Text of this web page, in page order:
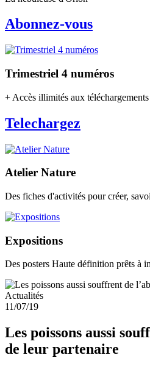
Abonnez-vous
Trimestriel 4 numéros
+ Accès illimités aux
Telechargez
Atelier Nature
Des fiches d'activités pour créer,
Expositions
Des posters Haute définition prêts à
Actualités
11/07/19
Les poissons aussi
de leur partenaire